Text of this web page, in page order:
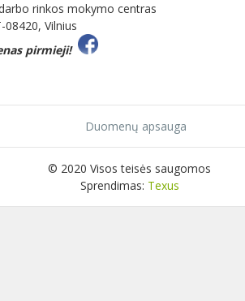
rinkos mokymo centras
08420, Vilnius
pirmieji!
Duomenų apsauga
© 2020 Visos teisės saugomos
Sprendimas: Texus